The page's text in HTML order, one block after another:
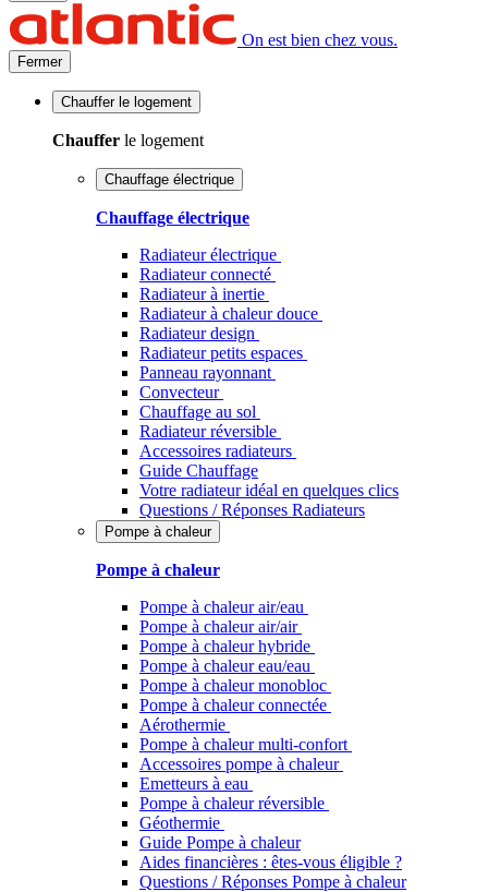
On est bien chez vous.
Fermer
Chauffer le logement
Chauffer le logement
Chauffage électrique
Chauffage électrique
Radiateur électrique
Radiateur connecté
Radiateur à inertie
Radiateur à chaleur douce
Radiateur design
Radiateur petits espaces
Panneau rayonnant
Convecteur
Chauffage au sol
Radiateur réversible
Accessoires radiateurs
Guide Chauffage
Votre radiateur idéal en quelques clics
Questions / Réponses Radiateurs
Pompe à chaleur
Pompe à chaleur
Pompe à chaleur air/eau
Pompe à chaleur air/air
Pompe à chaleur hybride
Pompe à chaleur​ eau/eau
Pompe à chaleur monobloc
Pompe à chaleur connectée
Aérothermie
Pompe à chaleur multi-confort
Accessoires pompe à chaleur
Emetteurs à eau
Pompe à chaleur réversible
Géothermie
Guide Pompe à chaleur
Aides financières : êtes-vous éligible ?
Questions / Réponses Pompe à chaleur